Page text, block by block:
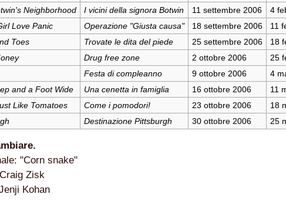
DARK SECRET – RHAPSODY OF FIRE.
PARTE).
PARTE).
SE TI PIACCIONO NEL MESE DI LUGLIO 2013.
E SUSPENSE A CUI FA DA SFONDO IL RETROSCENA
E SUSPENSE A CUI FA DA SFONDO IL RETROSCENA
SE TI PIACCIONO NEL MESE DI SETTEMBRE 2013.
Neighborhood I vicini della signora Botwin 11 settembre 2006
4
Love Panic Operazione "Giusta causa" 18 settembre 2006
11
Toes Trovate le dita del piede 25 settembre 2006
18
Drug free zone 2 ottobre 2006
25
Festa di compleanno 9 ottobre 2006
4
and a Foot Wide Una cenetta in famiglia 16 ottobre 2006
11
Like Tomatoes Come i pomodori! 23 ottobre 2006
18
Destinazione Pittsburgh 30 ottobre 2006 25
"Corn snake"
Zisk
Kohan